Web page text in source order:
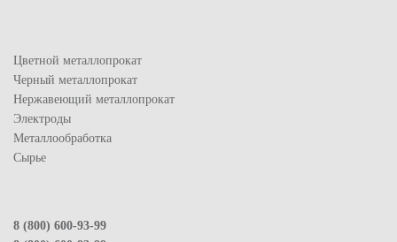
Цветной металлопрокат
Черный металлопрокат
Нержавеющий металлопрокат
Электроды
Металлообработка
Сырье
8 (800) 600-93-99